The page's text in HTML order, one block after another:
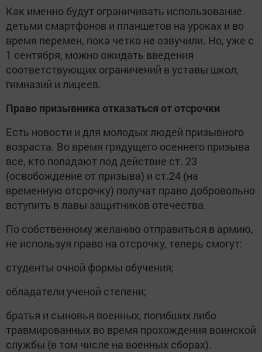
Как именно будут ограничивать использование
детьми смартфонов и планшетов на уроках и во
время перемен, пока четко не озвучили. Но, уже с
1 сентября, можно ожидать введения
соответствующих ограничений в уставы школ,
гимназий и лицеев.
Право призывника отказаться от отсрочки
Есть новости и для молодых людей призывного
возраста. Во время грядущего осеннего призыва
все, кто попадают под действие ст. 23
(освобождение от призыва) и ст.24 (на
временную отсрочку) получат право добровольно
вступить в лавы защитников отечества.
По собственному желанию отправиться в армию,
не используя право на отсрочку, теперь смогут:
студенты очной формы обучения;
обладатели ученой степени;
братья и сыновья военных, погибших либо
травмированных во время прохождения воинской
службы (в том числе на военных сборах).